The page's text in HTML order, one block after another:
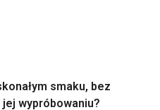
smaku, bez
wypróbowaniu?